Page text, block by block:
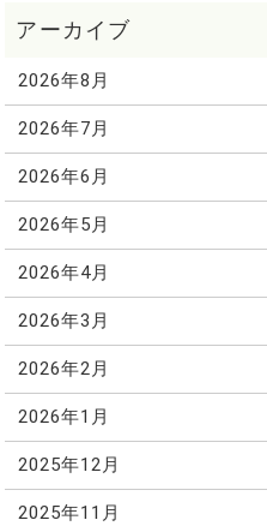
2026年8月
2026年7月
2026年6月
2026年5月
2026年4月
2026年3月
2026年2月
2026年1月
2025年12月
2025年11月